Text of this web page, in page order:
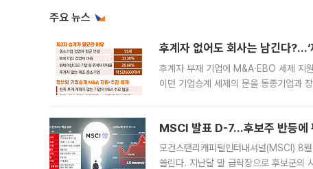
주요 뉴스
후계자 없어도 회사는 남긴다
후계자 부재 기업에 M&A·EBO 세제 지
이던 기업승계 세제의 문을 동종기업과
MSCI 발표 D-7…후보주 반등에
모건스탠리캐피털인터내셔널(MSCI) 8
쏠린다. 지난달 말 급락장으로 후보군의